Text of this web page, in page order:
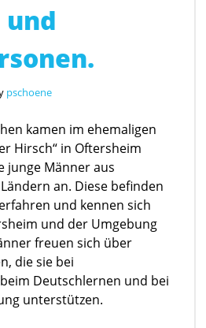
und
pschoene
kamen im ehemaligen
Hirsch“ in Oftersheim
junge Männer aus
an. Diese befinden
und kennen sich
und der Umgebung
freuen sich über
die sie bei
Deutschlernen und bei
unterstützen.